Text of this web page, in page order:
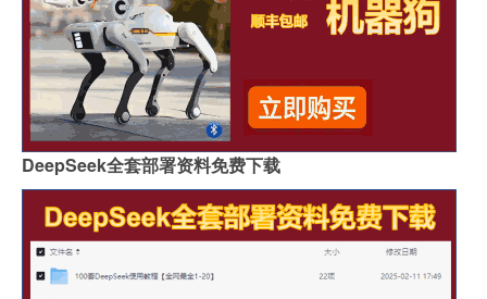
DeepSeek全套部署资料免费下载